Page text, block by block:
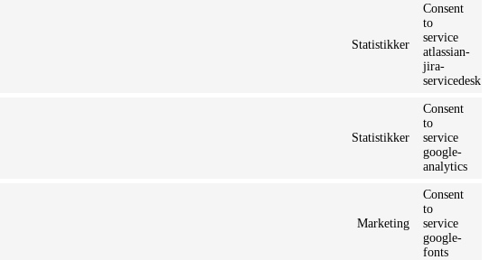
Statistikker
Consent
to
service
atlassian-
jira-
servicedesk
Statistikker
Consent
to
service
google-
analytics
Marketing
Consent
to
service
google-
fonts